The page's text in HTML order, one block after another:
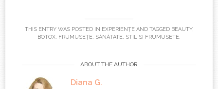
THIS ENTRY WAS POSTED IN EXPERIENȚEAND TAGGED BEAUTY,
BOTOX, FRUMUSEȚE, SĂNĂTATE, STIL SI FRUMUSETE.
ABOUT THE AUTHOR
Diana G.